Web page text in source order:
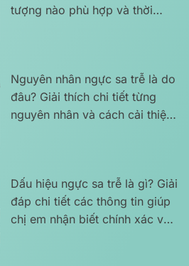
tượng nào phù hợp và thời
Nguyên nhân ngực sa trễ là do
đâu? Giải thích chi tiết từng
nguyên nhân và cách cải thiện
Dấu hiệu ngực sa trễ là gì? Giải
đáp chi tiết các thông tin giúp
chị em nhận biết chính xác và